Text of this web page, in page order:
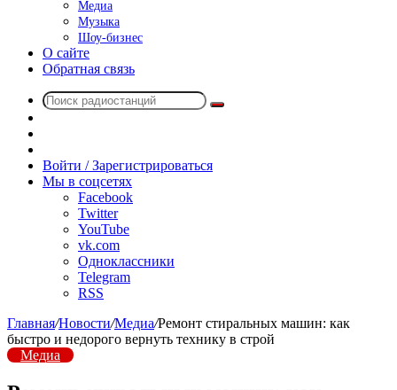
Медиа
Музыка
Шоу-бизнес
О сайте
Обратная связь
Поиск
радио
Войти / Зарегистрироваться
Мы в соцсетях
Facebook
Twitter
YouTube
vk.com
Одноклассники
Telegram
RSS
Главная/Новости/Медиа/Ремонт стиральных машин: как
быстро и недорого вернуть технику в строй
Медиа